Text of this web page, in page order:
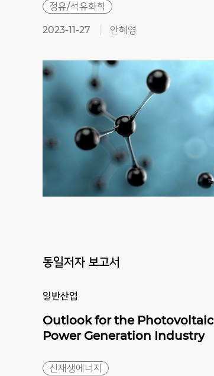
정유/석유화학
2023-11-27 안혜영
동일저자 보고서
일반산업
Outlook for the Photovoltaic
Power Generation Industry
신재생에너지